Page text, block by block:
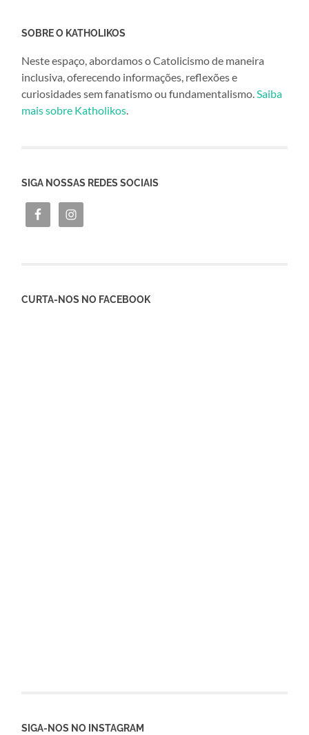
SOBRE O KATHOLIKOS
Neste espaço, abordamos o Catolicismo de maneira
inclusiva, oferecendo informações, reflexões e
curiosidades sem fanatismo ou fundamentalismo.Saiba
mais sobre Katholikos.
SIGA NOSSAS REDES SOCIAIS
CURTA-NOS NO FACEBOOK
SIGA-NOS NO INSTAGRAM